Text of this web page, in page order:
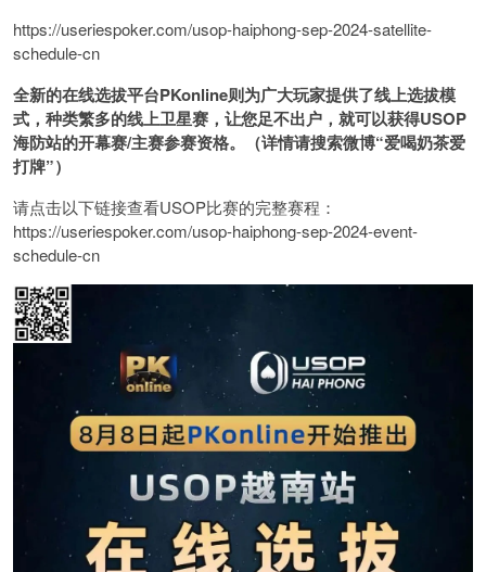
https://useriespoker.com/usop-haiphong-sep-2024-satellite-
schedule-cn
全新的在线选拔平台PKonline则为广大玩家提供了线上选拔模
式，种类繁多的线上卫星赛，让您足不出户，就可以获得USOP
海防站的开幕赛/主赛参赛资格。（详情请搜索微博“爱喝奶茶爱
打牌”）
请点击以下链接查看USOP比赛的完整赛程：
https://useriespoker.com/usop-haiphong-sep-2024-event-
schedule-cn